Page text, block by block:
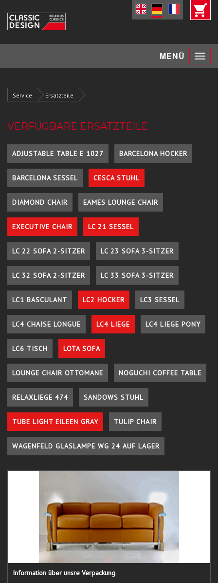
MENÜ Toggle
Service Ersatzteile
VERFÜGBARE ERSATZTEILE
ADJUSTABLE TABLE E 1027 BARCELONA HOCKER
BARCELONA SESSEL CESCA STUHL
DIAMOND CHAIR EAMES LOUNGE CHAIR
EXECUTIVE CHAIR LC 21 SESSEL
LC 22 SOFA 2-SITZER LC 23 SOFA 3-SITZER
LC 32 SOFA 2-SITZER LC 33 SOFA 3-SITZER
LC1 BASCULANT LC2 HOCKER LC3 SESSEL
LC4 CHAISE LONGUE LC4 LIEGE LC4 LIEGE PONY
LC6 TISCH LOTA SOFA
LOUNGE CHAIR OTTOMANE NOGUCHI COFFEE TABLE
RELAXLIEGE 474 SANDOWS STUHL
TUBE LIGHT EILEEN GRAY TULIP CHAIR
WAGENFELD GLASLAMPE WG 24 AUF LAGER
Information über unsre Verpackung